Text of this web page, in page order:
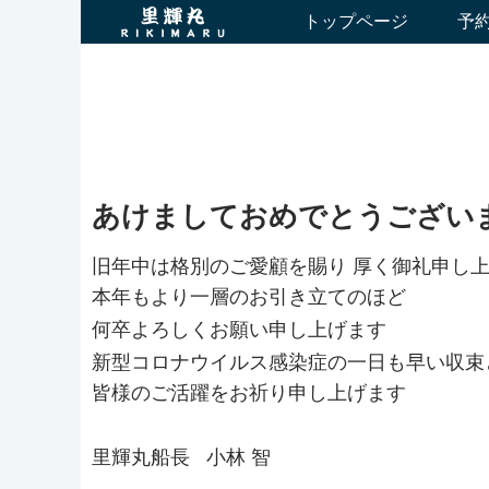
トップページ 予
あけましておめでとうござい
旧年中は格別のご愛顧を賜り 厚く御礼申し
本年もより一層のお引き立てのほど
何卒よろしくお願い申し上げます
新型コロナウイルス感染症の一日も早い収束
皆様のご活躍をお祈り申し上げます
里輝丸船長 小林 智